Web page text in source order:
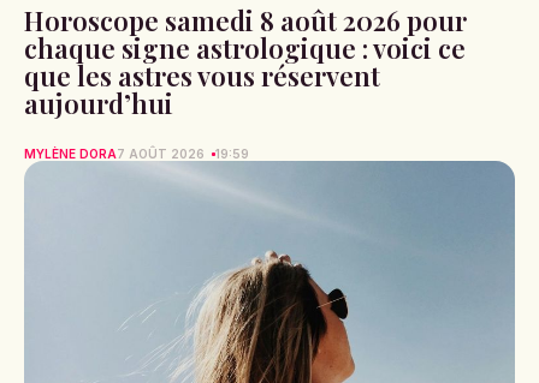
Horoscope samedi 8 août 2026 pour
chaque signe astrologique : voici ce
que les astres vous réservent
aujourd’hui
MYLÈNE DORA7 AOÛT 2026 19:59